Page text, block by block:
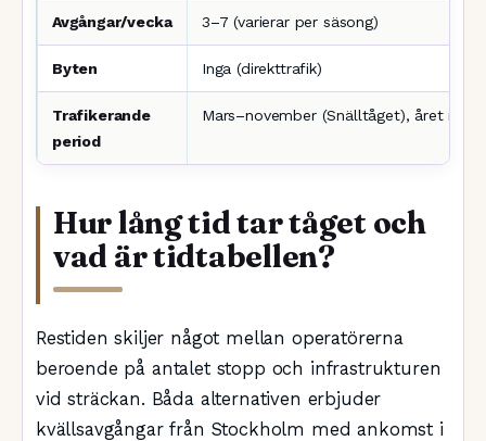
Avgångar/vecka 3–7 (varierar per säsong)
Byten Inga (direkttrafik)
Trafikerande
period
Mars–november (Snälltåget), året runt
Hur lång tid tar tåget och
vad är tidtabellen?
Restiden skiljer något mellan operatörerna
beroende på antalet stopp och infrastrukturen
vid sträckan. Båda alternativen erbjuder
kvällsavgångar från Stockholm med ankomst i